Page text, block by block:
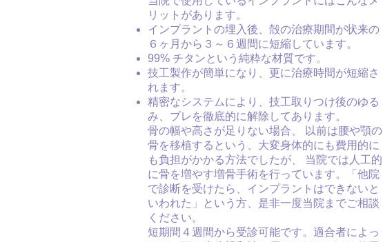
リットがあります。
インプラントの埋入後、殻の治療期間が状来の
６ヶ月から３～６週間に短縮しています。
99% チタンという純粋な材質です。
技工製作が簡単になり、更に治療時間が短縮さ
れます。
精密なシステムにより、技工取りつけ後のゆる
み、ブレを徹底的に解除してあります。
骨の幅や高さが足りない場合、 以前は腰や顎の
骨を移植するという、大変身体的にも費用的に
も負担がかかる方法でしたが、 当院では人工的
に骨を増やす増骨手術を行っています。「他院
で診断を受けたら、インプラントはできないと
いわれた」という方、是非一度当院までご相談
ください。
短期間４週間から受診可能です。適合者によっ